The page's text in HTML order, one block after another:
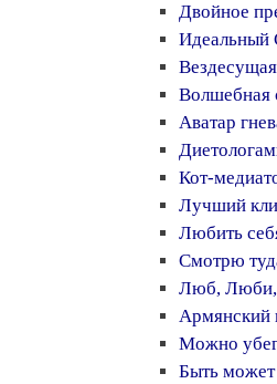
Двойное
Идеальный
Волшебная
Аватар
Кот-
Лучший
Любить
Смотрю
Люб,
Армянский
Можно
Быть